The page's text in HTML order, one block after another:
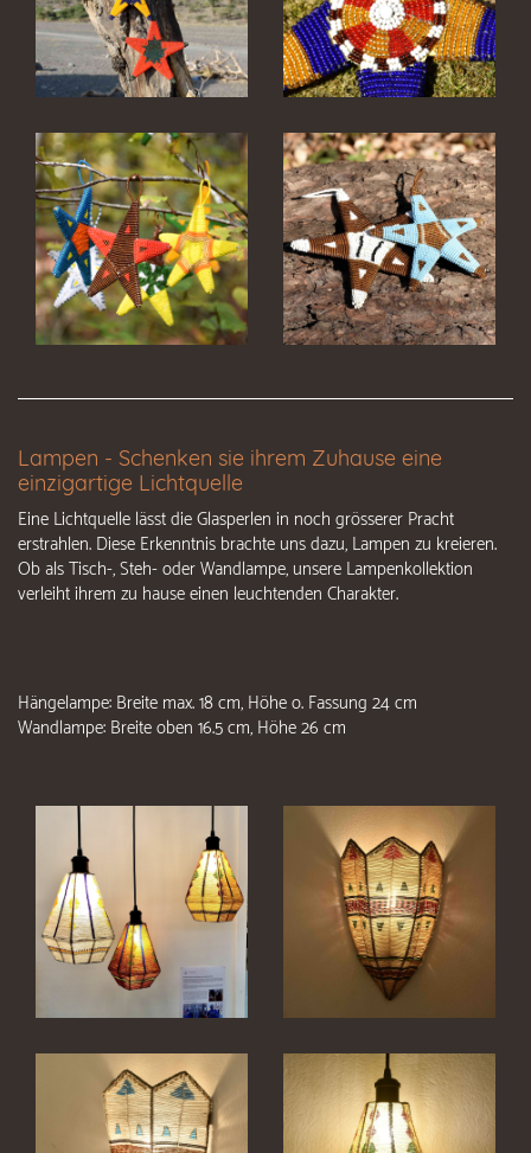
Lampen - Schenken sie ihrem Zuhause eine
einzigartige Lichtquelle
Eine Lichtquelle lässt die Glasperlen in noch grösserer Pracht
erstrahlen. Diese Erkenntnis brachte uns dazu, Lampen zu kreieren.
Ob als Tisch-, Steh- oder Wandlampe, unsere Lampenkollektion
verleiht ihrem zu hause einen leuchtenden Charakter.
Hängelampe: Breite max. 18 cm, Höhe o. Fassung 24 cm
Wandlampe: Breite oben 16.5 cm, Höhe 26 cm